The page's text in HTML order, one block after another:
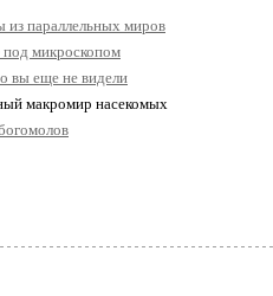
параллельных миров
микроскопом
вы еще не видели
макромир насекомых